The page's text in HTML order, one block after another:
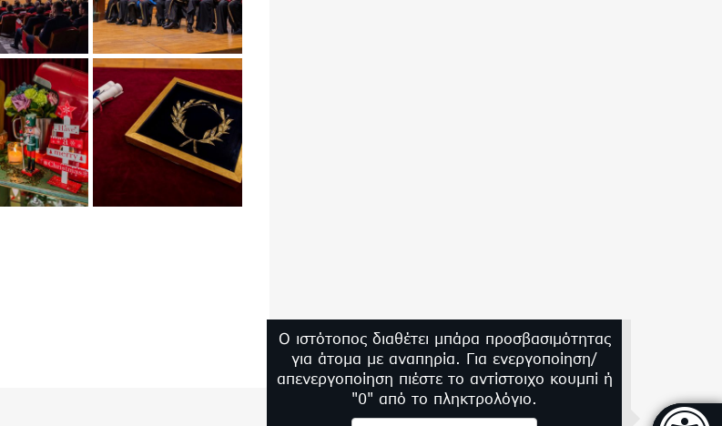
Μπάρα
Ο ιστότοπος διαθέτει μπάρα προσβασιμότητας
για άτομα με αναπηρία. Για ενεργοποίηση/
απενεργοποίηση πιέστε το αντίστοιχο κουμπί ή
"0" από το πληκτρολόγιο.